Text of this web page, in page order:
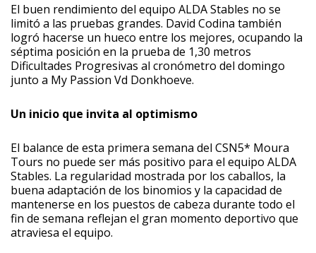
El buen rendimiento del equipo ALDA Stables no se
limitó a las pruebas grandes. David Codina también
logró hacerse un hueco entre los mejores, ocupando la
séptima posición en la prueba de 1,30 metros
Dificultades Progresivas al cronómetro del domingo
junto a My Passion Vd Donkhoeve.
Un inicio que invita al optimismo
El balance de esta primera semana del CSN5* Moura
Tours no puede ser más positivo para el equipo ALDA
Stables. La regularidad mostrada por los caballos, la
buena adaptación de los binomios y la capacidad de
mantenerse en los puestos de cabeza durante todo el
fin de semana reflejan el gran momento deportivo que
atraviesa el equipo.